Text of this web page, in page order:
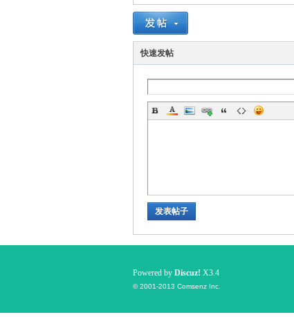
国
快速发帖
发表帖子
Powered by Discuz! X3.4
© 2001-2013 Comsenz Inc.